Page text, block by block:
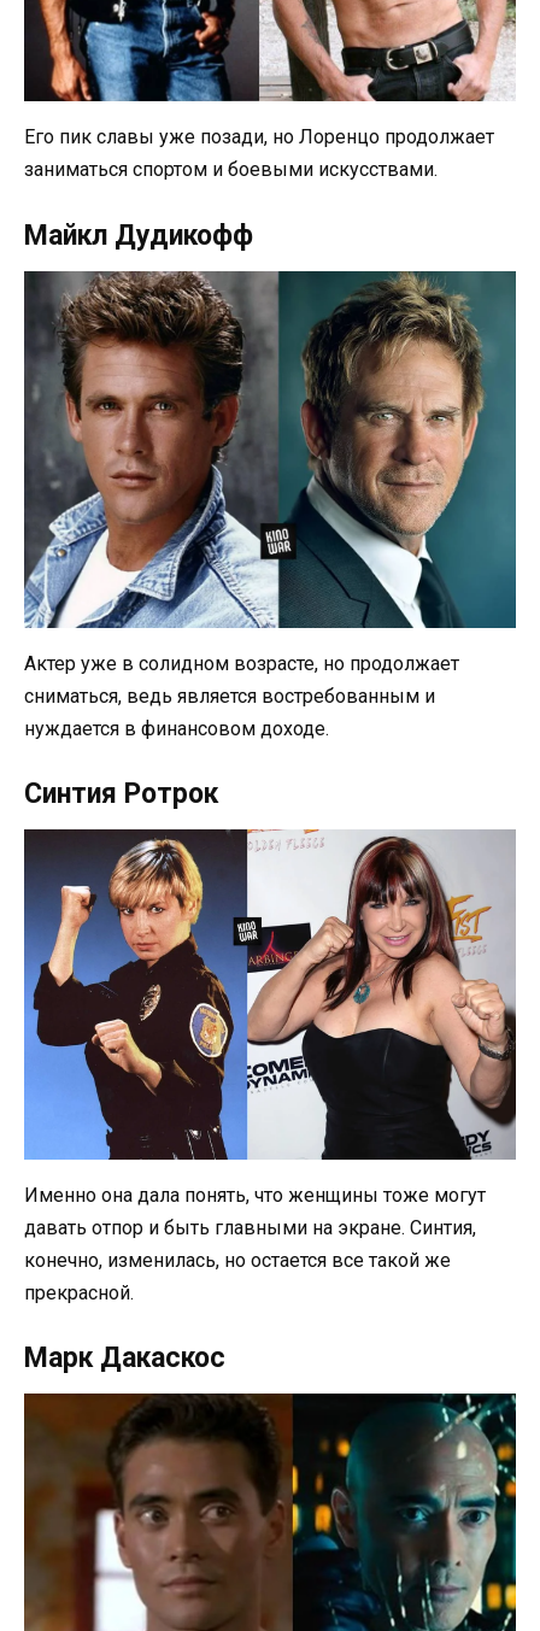
Его пик славы уже позади, но Лоренцо продолжает
заниматься спортом и боевыми искусствами.
Майкл Дудикофф
Актер уже в солидном возрасте, но продолжает
сниматься, ведь является востребованным и
нуждается в финансовом доходе.
Синтия Ротрок
Именно она дала понять, что женщины тоже могут
давать отпор и быть главными на экране. Синтия,
конечно, изменилась, но остается все такой же
прекрасной.
Марк Дакаскос